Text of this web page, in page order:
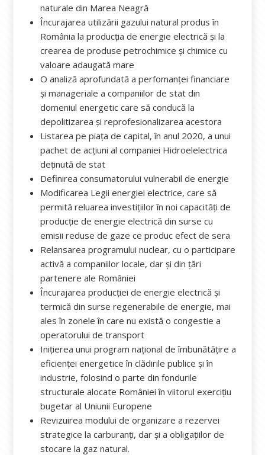
naturale din Marea Neagră
Încurajarea utilizării gazului natural produs în
România la producția de energie electrică și la
crearea de produse petrochimice și chimice cu
valoare adaugată mare
O analiză aprofundată a perfomanței financiare
și manageriale a companiilor de stat din
domeniul energetic care să conducă la
depolitizarea și reprofesionalizarea acestora
Listarea pe piața de capital, în anul 2020, a unui
pachet de acțiuni al companiei Hidroelelectrica
deținută de stat
Definirea consumatorului vulnerabil de energie
Modificarea Legii energiei electrice, care să
permită reluarea investițiilor în noi capacități de
producție de energie electrică din surse cu
emisii reduse de gaze ce produc efect de sera
Relansarea programului nuclear, cu o participare
activă a companiilor locale, dar și din țări
partenere ale României
Încurajarea producției de energie electrică și
termică din surse regenerabile de energie, mai
ales în zonele în care nu există o congestie a
operatorului de transport
Inițierea unui program național de îmbunătățire a
eficienței energetice în clădirile publice și în
industrie, folosind o parte din fondurile
structurale alocate României în viitorul exercițiu
bugetar al Uniunii Europene
Revizuirea modului de organizare a rezervei
strategice la carburanți, dar și a obligațiilor de
stocare la gaz natural.